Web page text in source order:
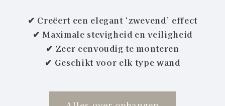
✔ Creëert een elegant ‘zwevend’ effect
✔ Maximale stevigheid en veiligheid
✔ Zeer eenvoudig te monteren
✔ Geschikt voor elk type wand